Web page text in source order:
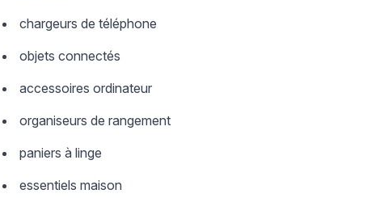
chargeurs de téléphone
objets connectés
accessoires ordinateur
organiseurs de rangement
paniers à linge
essentiels maison